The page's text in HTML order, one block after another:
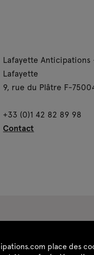
place des
Lafayette Anticipations
Lafayette
9, rue du Plâtre F-
+33 (0)1 42 82 89 98
Contact